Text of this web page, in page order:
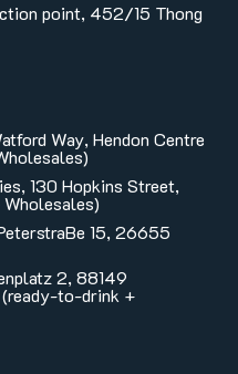
point, 452/15 Thong
Way, Hendon Centre
130 Hopkins Street,
15, 26655
2, 88149
to-drink +